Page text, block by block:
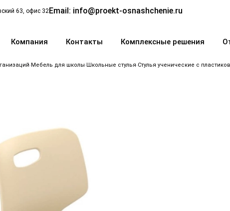
63, офис 32Email: info@proekt-osnashchenie.ru
Компания Контакты Комплексные решения
Мебель для школы Школьные стулья Стулья ученические с